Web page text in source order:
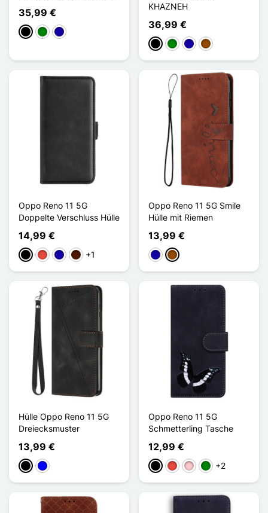
35,99 €
Schwarz
GrünDunkelblau
KHAZNEH
36,99 €
Schwarz
GrünDunkelblau
Braun
Oppo Reno 11 5G
Doppelte Verschluss Hülle
14,99 €
Schwarz
Rot Dunkelblau
Dunkelbraun
+1
Oppo Reno 11 5G Smile
Hülle mit Riemen
13,99 €
Dunkelblau
Braun
Hülle Oppo Reno 11 5G
Dreiecksmuster
13,99 €
Schwarz
Blau
Oppo Reno 11 5G
Schmetterling Tasche
12,99 €
Schwarz
Rot PinkGrün+2